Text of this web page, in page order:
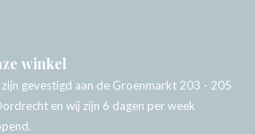
winkel
gevestigd aan de Groenmarkt 203 - 205
en wij zijn 6 dagen per week